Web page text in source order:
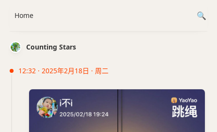
Counting Stars
12:32 · 2025年2月18日 · 周二
Home